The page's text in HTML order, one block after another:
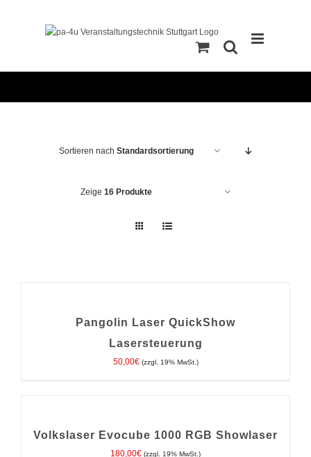
Sortieren nach Standardsortierung
Zeige 16 Produkte
Pangolin Laser QuickShow
Lasersteuerung
50,00€ (zzgl. 19% MwSt.)
Volkslaser Evocube 1000 RGB Showlaser
180,00€ (zzgl. 19% MwSt.)